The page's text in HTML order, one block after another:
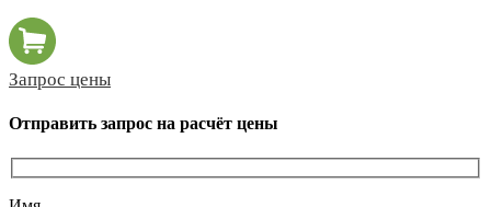
Запрос цены
Отправить запрос на расчёт цены